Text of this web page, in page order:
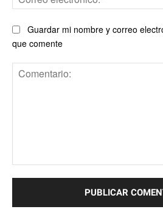
Guardar mi nombre y correo
que comente